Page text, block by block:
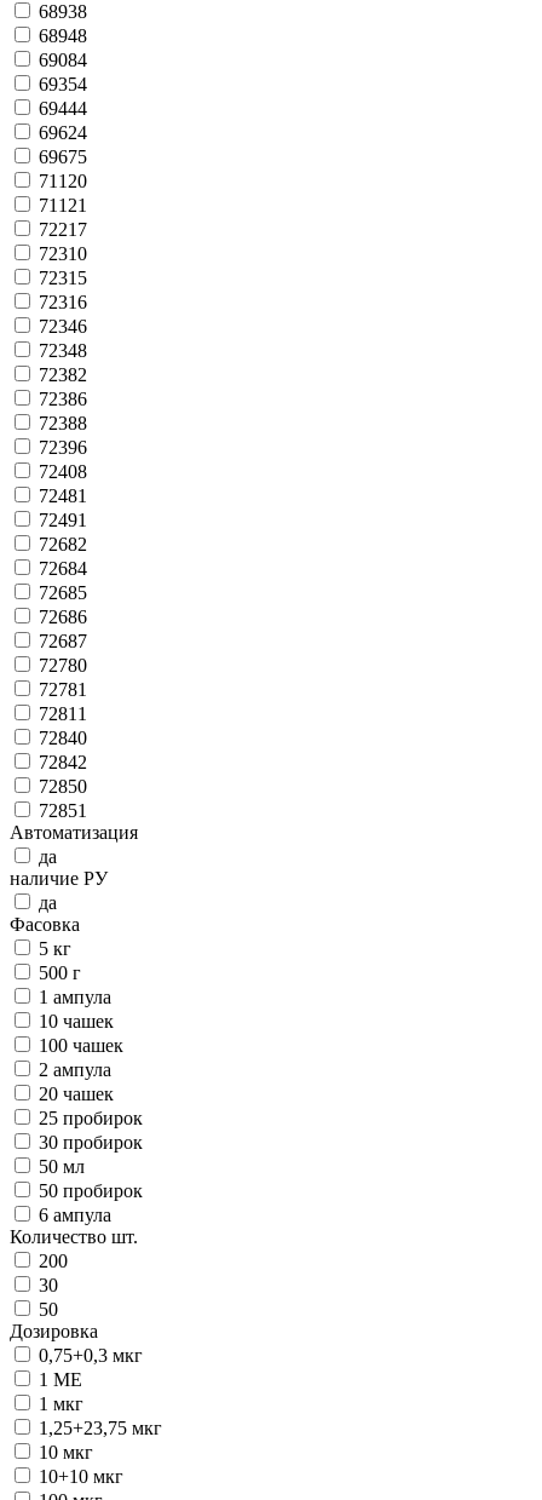
68938
68948
69084
69354
69444
69624
69675
71120
71121
72217
72310
72315
72316
72346
72348
72382
72386
72388
72396
72408
72481
72491
72682
72684
72685
72686
72687
72780
72781
72811
72840
72842
72850
72851
Автоматизация
да
наличие РУ
да
Фасовка
5 кг
500 г
1 ампула
10 чашек
100 чашек
2 ампула
20 чашек
25 пробирок
30 пробирок
50 мл
50 пробирок
6 ампула
Количество шт.
200
30
50
Дозировка
0,75+0,3 мкг
1 ME
1 мкг
1,25+23,75 мкг
10 мкг
10+10 мкг